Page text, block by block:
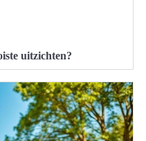
uitzichten?